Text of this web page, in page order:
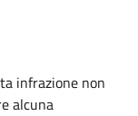
infrazione non
alcuna